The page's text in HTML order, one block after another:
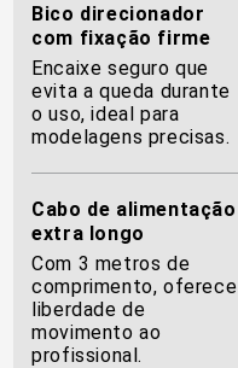
Bico direcionador
com fixação firme
Encaixe seguro que
evita a queda durante
o uso, ideal para
modelagens precisas.
Cabo de alimentação
extra longo
Com 3 metros de
comprimento, oferece
liberdade de
movimento ao
profissional.